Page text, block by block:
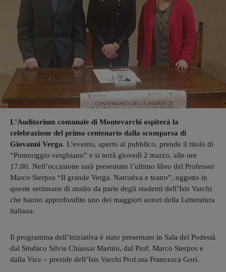
L’Auditorium comunale di Montevarchi ospiterà la
celebrazione del primo centenario dalla scomparsa di
Giovanni Verga. L’evento, aperto al pubblico, prende il titolo di
“Pomeriggio verghiano” e si terrà giovedì 2 marzo, alle ore
17.00. Nell’occasione sarà presentato l’ultimo libro del Professor
Marco Sterpos “Il grande Verga. Narrativa e teatro”, oggetto in
queste settimane di studio da parte degli studenti dell’Isis Varchi
che hanno approfondito uno dei maggiori autori della Letteratura
italiana.
Il programma dell’iniziativa è stato presentato in Sala del Podestà
dal Sindaco Silvia Chiassai Martini, dal Prof. Marco Sterpos e
dalla Vice – preside dell’Isis Varchi Prof.ssa Francesca Gori.